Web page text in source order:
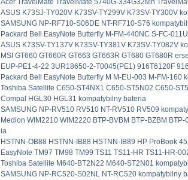
Acer TravelMate TravelMate 5740G-334G32Mn
ASUS K73SJ-TY020V K73SV-TY299V K73SV-TY300V
SAMSUNG NP-RF710-S06DE NT-RF710-S76
Packard Bell EasyNote Butterfly M-FM-440NC S-FC-
ASUS K73SV-TY137V K73SV-TY381V K73SV-TY082V
MSI GT660 GT660R GT663 GT663R GT680 GT680R
EUP-PE1-4-22 3UR18650-2-T0045(PE1) 916T6120F
Packard Bell EasyNote Butterfly M M-EU-003 M-FM-160
Toshiba Satellite C650-ST4NX1 C650-ST5N02 C650-
Compal HGL30 HGL31 kompatybilny bateria
SAMSUNG NP-RV510 RV510 NT-RV510 RV509
Medion WIM2210 WIM2220 BTP-BVBM BTP-BZBM
ia
HSTNN-OB88 HSTNN-IB88 HSTNN-IB89 HP ProBook
EasyNote TM97 TM98 TM99 TS11 TS11-HR TS11-HR-
Toshiba Satellite M640-BT2N22 M640-ST2N01
SAMSUNG NP-RC520-S02NL NT-RC520 kompatybilny